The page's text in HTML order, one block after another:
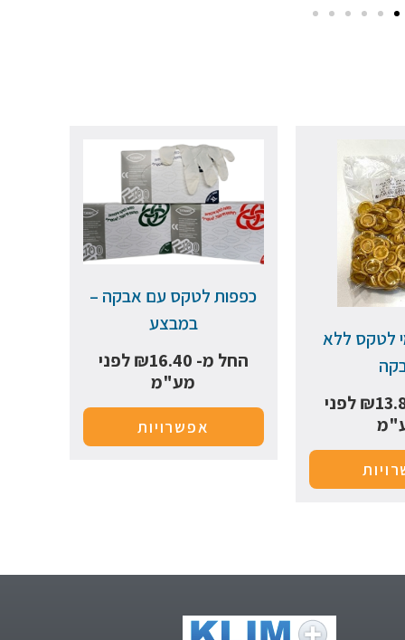
לטקס ללא
₪לפני
כפפות לטקס עם אבקה –
במבצע
החל מ-
₪16.40
לפני
מע"מ
אפשרויות